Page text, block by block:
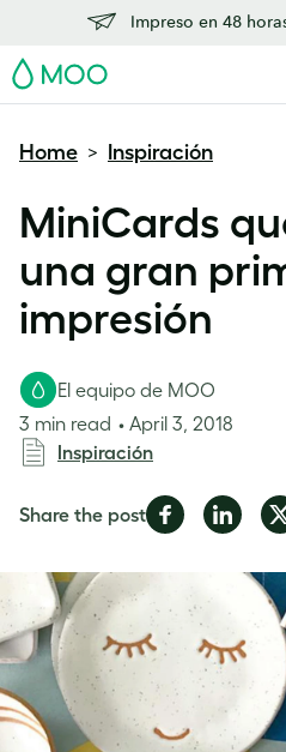
Impreso en 48
MOO
Home > Inspiración
MiniCards
una gran
impresión
El equipo de MOO
3 min read
April 3, 2018
Inspiración
Share the postShare
Facebook
Share
LinkedIn